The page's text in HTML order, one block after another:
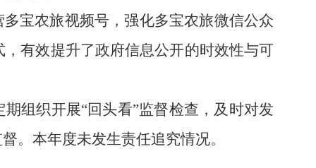
多宝农旅视频号，强化多宝农旅微信公众
，有效提升了政府信息公开的时效性与可
期组织开展“回头看”监督检查，及时对发
。本年度未发生责任追究情况。